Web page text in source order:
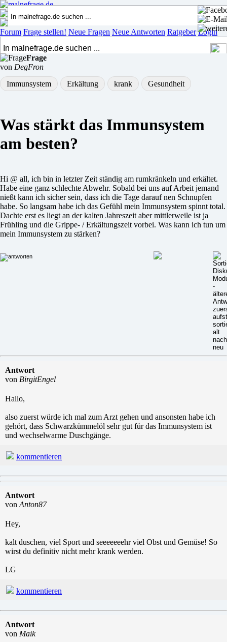
Forum Frage stellen! Neue Fragen Neue Antworten Ratgeber Login
Frage
von DegFron
Immunsystem
Erkältung krank Gesundheit
Was stärkt das Immunsystem
am besten?
Hi @ all, ich bin in letzter Zeit ständig am rumkränkeln und erkältet.
Habe eine ganz schlechte Abwehr. Sobald bei uns auf Arbeit jemand
nießt kann ich sicher sein, dass ich die Tage darauf nen Schnupfen
habe. So langsam habe ich das Gefühl mein Immunsystem spinnt total.
Dachte erst es liegt an der kalten Jahreszeit aber mittlerweile ist ja
Frühling und die Grippe- / Erkältungszeit vorbei. Was kann ich tun um
mein Immunsystem zu stärken?
Antwort
von BirgitEngel
Hallo,
also zuerst würde ich mal zum Arzt gehen und ansonsten habe ich
gehört, dass Schwarzkümmelöl sehr gut für das Immunsystem ist
und wechselwarme Duschgänge.
kommentieren
Antwort
von Anton87
Hey,
kalt duschen, viel Sport und seeeeeeehr viel Obst und Gemüse! So
wirst du definitiv nicht mehr krank werden.
LG
kommentieren
Antwort
von Maik